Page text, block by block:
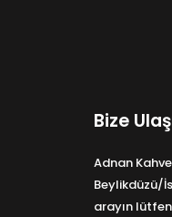
Bize
Adnan
Beylikdüzü/
arayın